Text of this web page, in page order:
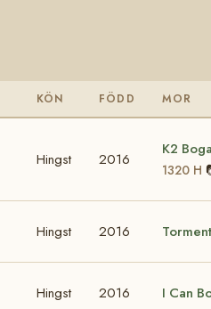
KÖN FÖDD MOR
Hingst 2016
K2
1320 H
Hingst 2016
Hingst 2016 I Can